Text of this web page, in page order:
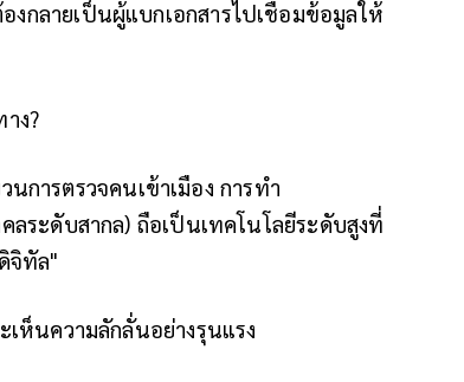
กลายเป็นผู้แบกเอกสารไปเชื่อมข้อมูลให้
ง?
นการตรวจคนเข้าเมือง การทำ
ระดับสากล) ถือเป็นเทคโนโลยีระดับสูงที่
จิทัล"
ห็นความลักลั่นอย่างรุนแรง